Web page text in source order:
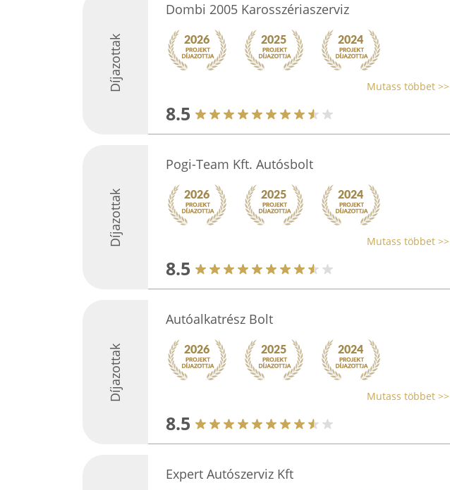
Díjazottak
Dombi 2005 Karosszériaszerviz
Mutass többet >>
8.5
Díjazottak
Pogi-Team Kft. Autósbolt
Mutass többet >>
8.5
Díjazottak
Autóalkatrész Bolt
Mutass többet >>
8.5
Expert Autószerviz Kft